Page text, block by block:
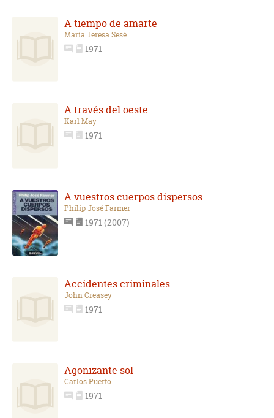
A tiempo de amarte
María Teresa Sesé
1971
A través del oeste
Karl May
1971
A vuestros cuerpos dispersos
Philip José Farmer
1971 (2007)
Accidentes criminales
John Creasey
1971
Agonizante sol
Carlos Puerto
1971